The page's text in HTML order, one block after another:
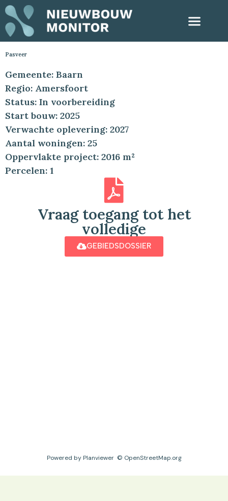
Pasveer
Gemeente: Baarn
Regio: Amersfoort
Status: In voorbereiding
Start bouw: 2025
Verwachte oplevering: 2027
Aantal woningen: 25
Oppervlakte project: 2016 m²
Percelen: 1
Vraag toegang tot het
volledige
GEBIEDSDOSSIER
Powered by Planviewer© OpenStreetMap.org